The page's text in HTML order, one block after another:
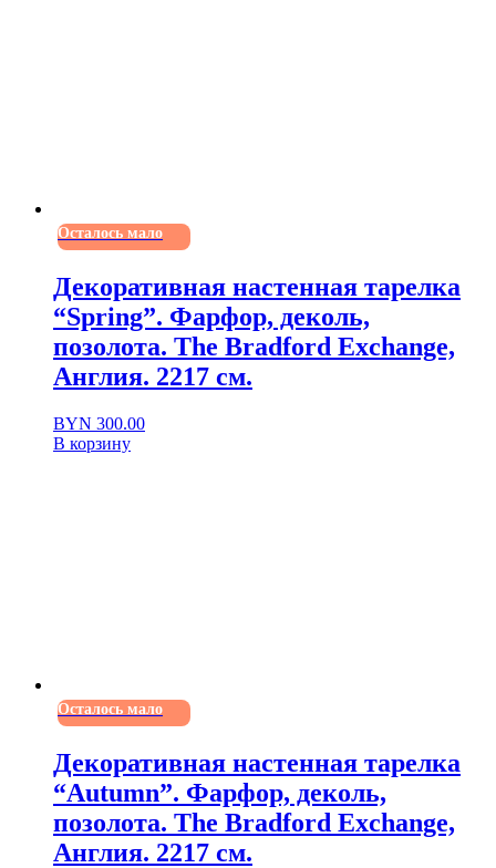
Осталось мало
Декоративная настенная тарелка
“Spring”. Фарфор, деколь,
позолота. The Bradford Exchange,
Англия. 2217 см.
BYN 300.00
В корзину
Осталось мало
Декоративная настенная тарелка
“Autumn”. Фарфор, деколь,
позолота. The Bradford Exchange,
Англия. 2217 см.